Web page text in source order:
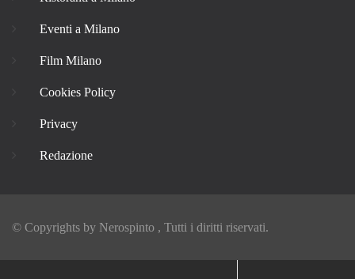
Eventi a Milano
Film Milano
Cookies Policy
Privacy
Redazione
© Copyrights by Nerospinto , Tutti i diritti riservati.